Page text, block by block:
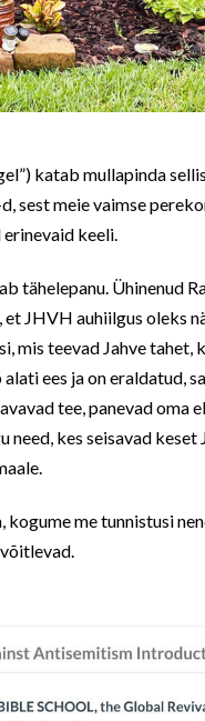
katab mullapinda
sest meie vaimse
keeli.
tähelepanu. Ühinenud
JHVH auhiilgus oleks
mis teevad Jahve tahet,
ees ja on eraldatud,
tee, panevad oma
need, kes seisavad
me tunnistusi